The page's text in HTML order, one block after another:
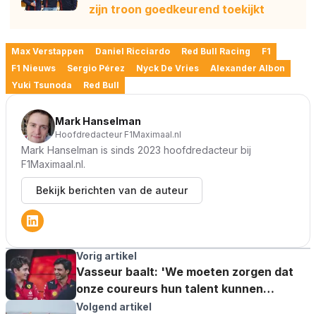
zijn troon goedkeurend toekijkt
Max Verstappen Daniel Ricciardo Red Bull Racing
F1
F1 Nieuws
Sergio Pérez Nyck De Vries
Alexander Albon
Yuki Tsunoda
Red Bull
Mark Hanselman
Hoofdredacteur F1Maximaal.nl
Mark Hanselman is sinds 2023 hoofdredacteur bij
F1Maximaal.nl.
Bekijk berichten van de auteur
Vorig artikel
Vasseur baalt: 'We moeten zorgen dat
onze coureurs hun talent kunnen
demonstreren'
Volgend artikel